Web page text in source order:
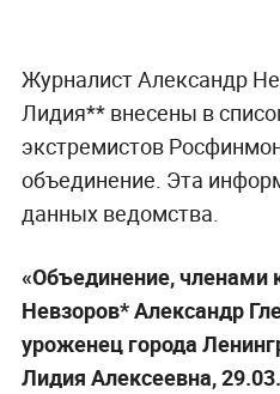
Журналист Александр
Лидия** внесены в
экстремистов
объединение. Эта
данных ведомства.
«Объединение, членами
Невзоров* Александр
уроженец города
Лидия Алексеевна,